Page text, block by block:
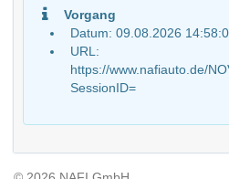
Vorgang
Datum: 09.08.2026
URL:
https://www.nafiauto.de/
SessionID=